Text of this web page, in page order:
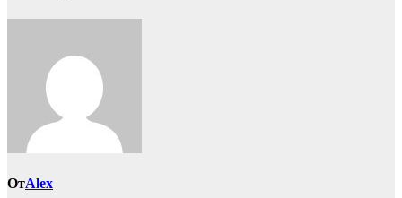
ОтAlex